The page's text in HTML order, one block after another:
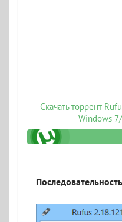
Скачать торрент
Windows